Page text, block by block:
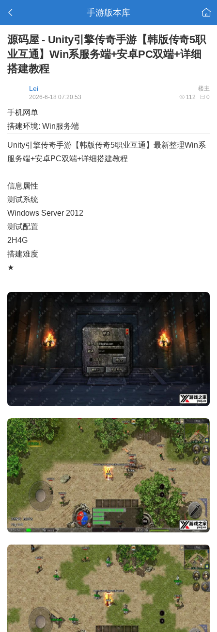
手游版本库
源码屋 - Unity引擎传奇手游【韩版传奇5职
业互通】Win系服务端+安卓PC双端+详细
搭建教程
楼主
Lei
112 0
2026-6-18 07:20:53
手机网单
搭建环境: Win服务端
Unity引擎传奇手游【韩版传奇5职业互通】最新整理Win系
服务端+安卓PC双端+详细搭建教程
信息属性
测试系统
Windows Server 2012
测试配置
2H4G
搭建难度
★